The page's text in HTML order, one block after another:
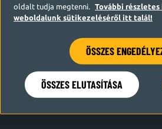
Hamarosan
oldalt tudja megtenni.
További
weboldalunk sütikezeléséről itt talál!
ÖSSZES
ÖSSZES ELUTASÍTÁSA